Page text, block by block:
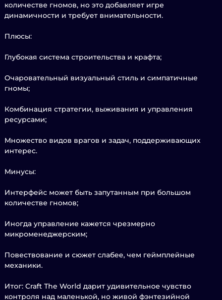
количестве гномов, но это добавляет игре
динамичности и требует внимательности.
Плюсы:
Глубокая система строительства и крафта;
Очаровательный визуальный стиль и симпатичные
гномы;
Комбинация стратегии, выживания и управления
ресурсами;
Множество видов врагов и задач, поддерживающих
интерес.
Минусы:
Интерфейс может быть запутанным при большом
количестве гномов;
Иногда управление кажется чрезмерно
микроменеджерским;
Повествование и сюжет слабее, чем геймплейные
механики.
Итог: Craft The World дарит удивительное чувство
контроля над маленькой, но живой фэнтезийной